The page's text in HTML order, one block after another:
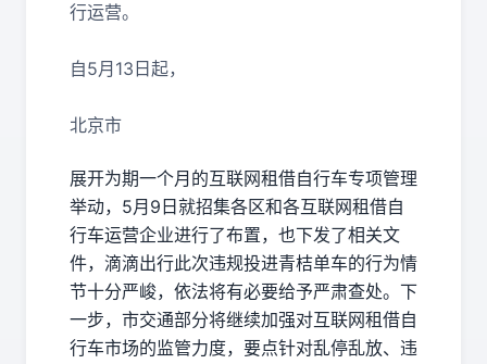
行运营。
自5月13日起，
北京市
展开为期一个月的互联网租借自行车专项管理
举动，5月9日就招集各区和各互联网租借自
行车运营企业进行了布置，也下发了相关文
件，滴滴出行此次违规投进青桔单车的行为情
节十分严峻，依法将有必要给予严肃查处。下
一步，市交通部分将继续加强对互联网租借自
行车市场的监管力度，要点针对乱停乱放、违